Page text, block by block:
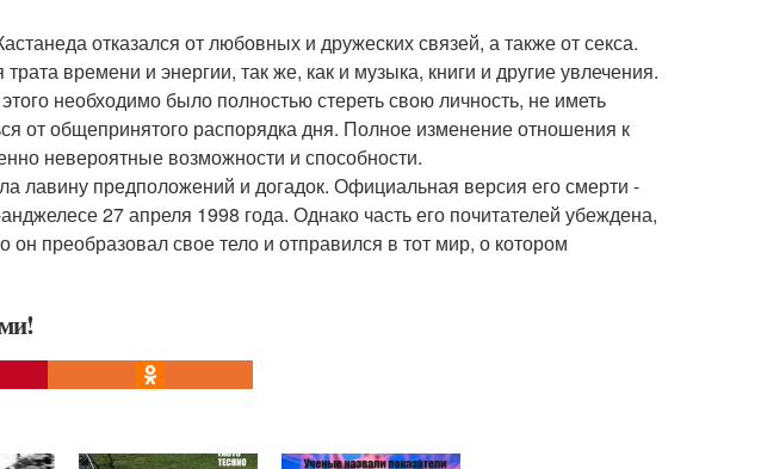
отказался от любовных и дружеских связей, а также от секса.
времени и энергии, так же, как и музыка, книги и другие увлечения.
необходимо было полностью стереть свою личность, не иметь
от общепринятого распорядка дня. Полное изменение отношения к
невероятные возможности и способности.
лавину предположений и догадок. Официальная версия его смерти -
27 апреля 1998 года. Однако часть его почитателей убеждена,
он преобразовал свое тело и отправился в тот мир, о котором